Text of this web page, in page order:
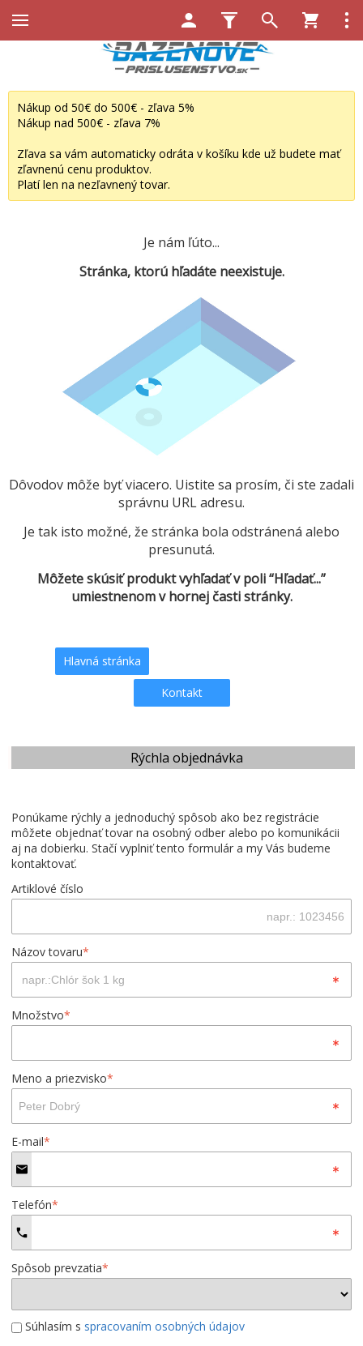
Rýchla objednávka
Ponúkame rýchly a jednoduchý spôsob ako bez registrácie
môžete objednať tovar na osobný odber alebo po komunikácii
aj na dobierku. Stačí vyplniť tento formulár a my Vás budeme
kontaktovať.
Artiklové číslo
Názov tovaru*
Množstvo*
Meno a priezvisko*
E-mail*
Telefón*
Spôsob prevzatia*
Súhlasím s spracovaním osobných údajov
Nákup od 50€ do 500€ - zľava 5%
Nákup nad 500€ - zľava 7%
Zľava sa vám automaticky odráta v košíku kde už budete mať
zľavnenú cenu produktov.
Platí len na nezľavnený tovar.
Je nám ľúto...
Stránka, ktorú hľadáte neexistuje.
Dôvodov môže byť viacero. Uistite sa prosím, či ste zadali
správnu URL adresu.
Je tak isto možné, že stránka bola odstránená alebo
presunutá.
Môžete skúsiť produkt vyhľadať v poli “Hľadať...”
umiestnenom v hornej časti stránky.
Hlavná stránka
Kontakt